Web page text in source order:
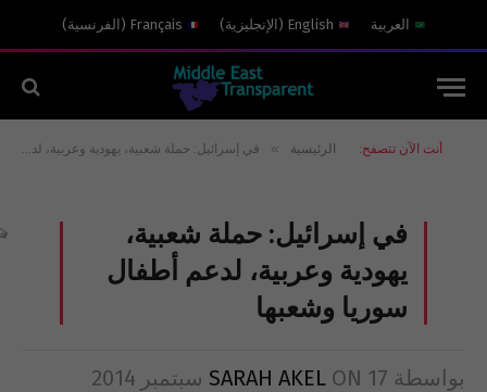
العربية English
(الإنجليزية)
Français
(الفرنسية)
أنت الآن تتصفح: الرئيسية » في إسرائيل: حملة شعبية، يهودية وعربية، لدعم أطفال سوريا وشعبها
في إسرائيل: حملة شعبية،
يهودية وعربية، لدعم أطفال
سوريا وشعبها
بواسطة SARAH AKEL ON 17 سبتمبر 2014